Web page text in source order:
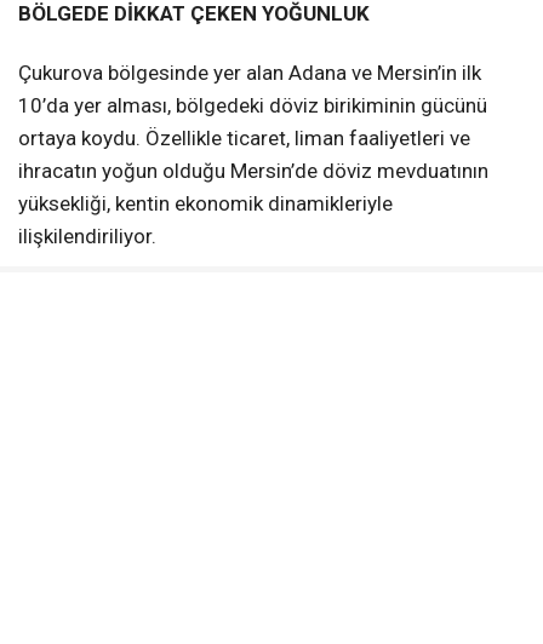
BÖLGEDE DİKKAT ÇEKEN YOĞUNLUK
Çukurova bölgesinde yer alan Adana ve Mersin’in ilk
10’da yer alması, bölgedeki döviz birikiminin gücünü
ortaya koydu. Özellikle ticaret, liman faaliyetleri ve
ihracatın yoğun olduğu Mersin’de döviz mevduatının
yüksekliği, kentin ekonomik dinamikleriyle
ilişkilendiriliyor.